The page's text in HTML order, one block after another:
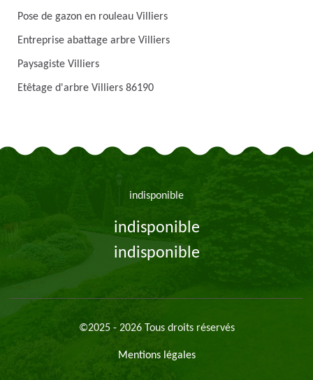
Pose de gazon en rouleau Villiers
Entreprise abattage arbre Villiers
Paysagiste Villiers
Etêtage d'arbre Villiers 86190
indisponible
indisponible
indisponible
©2025 - 2026 Tous droits réservés
Mentions légales